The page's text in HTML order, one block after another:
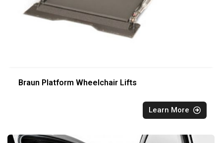
Braun Platform Wheelchair Lifts
Learn More